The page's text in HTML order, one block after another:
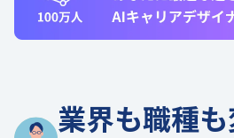
業界も職種